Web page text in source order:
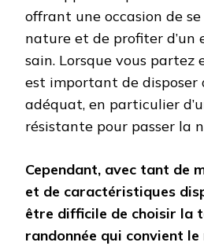
offrant une occasion de
nature et de profiter d’un
sain. Lorsque vous partez
est important de disposer
adéquat, en particulier
résistante pour passer la
Cependant, avec tant de
et de caractéristiques
être difficile de choisir la
randonnée qui convient